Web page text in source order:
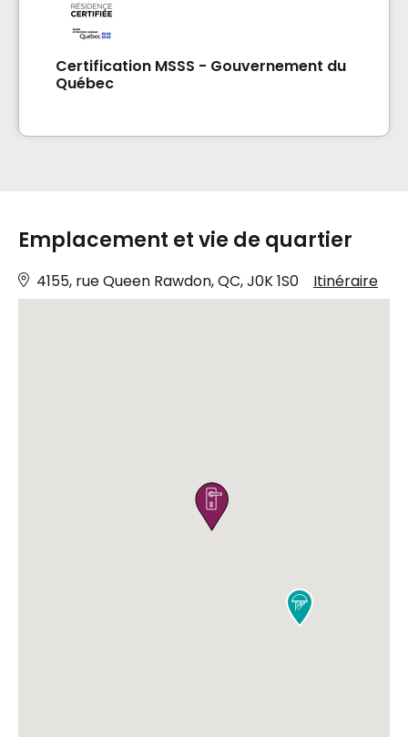
Certification MSSS - Gouvernement du
Québec
Emplacement et vie de quartier
4155, rue Queen Rawdon, QC, J0K 1S0 Itinéraire

